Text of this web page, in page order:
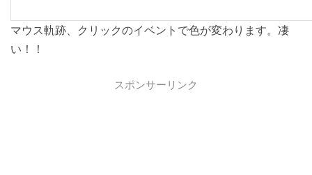
マウス軌跡、クリックのイベントで色が変わります。凄
い！！
スポンサーリンク